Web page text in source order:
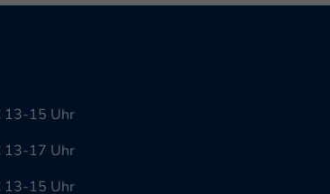
13-15 Uhr
13-17 Uhr
13-15 Uhr